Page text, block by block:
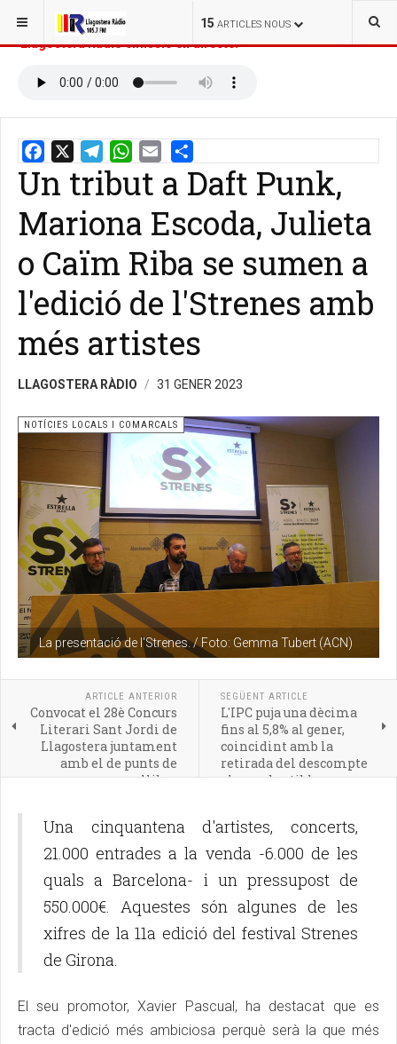
15 ARTICLES NOUS
ESTÀS AQUÍ: INICI
Llagostera Ràdio emissió en directe:
Email Share
Un tribut a Daft Punk,
Mariona Escoda, Julieta
o Caïm Riba se sumen a
l'edició de l'Strenes amb
més artistes
LLAGOSTERA RÀDIO 31 GENER 2023
La presentació de l'Strenes. / Foto: Gemma Tubert (ACN)
NOTÍCIES LOCALS I COMARCALS
ARTICLE ANTERIOR
Convocat el 28è Concurs
Literari Sant Jordi de
Llagostera juntament
amb el de punts de
llibre
SEGÜENT ARTICLE
L'IPC puja una dècima
fins al 5,8% al gener,
coincidint amb la
retirada del descompte
als combustibles
Una cinquantena d'artistes, concerts,
21.000 entrades a la venda -6.000 de les
quals a Barcelona- i un pressupost de
550.000€. Aquestes són algunes de les
xifres de la 11a edició del festival Strenes
de Girona.
El seu promotor, Xavier Pascual, ha destacat que es
tracta d'edició més ambiciosa perquè serà la que més